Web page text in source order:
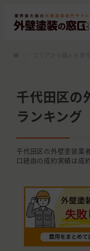
千代田区の
ランキング
千代田区の外壁塗装業
口経由の成約実績は成